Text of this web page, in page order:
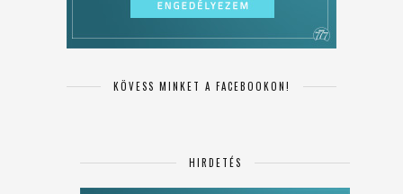
KÖVESS MINKET A FACEBOOKON!
HIRDETÉS